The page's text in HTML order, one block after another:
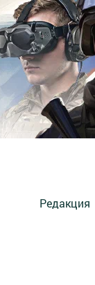
Редакция